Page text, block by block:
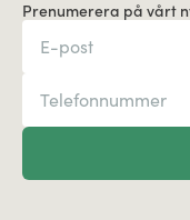
Prenumerera på vårt